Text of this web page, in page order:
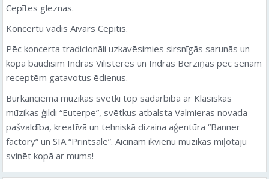
Cepītes gleznas.
Koncertu vadīs Aivars Cepītis.
Pēc koncerta tradicionāli uzkavēsimies sirsnīgās sarunās un
kopā baudīsim Indras Vīlisteres un Indras Bērziņas pēc senām
receptēm gatavotus ēdienus.
Burkānciema mūzikas svētki top sadarbībā ar Klasiskās
mūzikas ģildi “Euterpe”, svētkus atbalsta Valmieras novada
pašvaldība, kreatīvā un tehniskā dizaina aģentūra “Banner
factory” un SIA “Printsale”. Aicinām ikvienu mūzikas mīļotāju
svinēt kopā ar mums!